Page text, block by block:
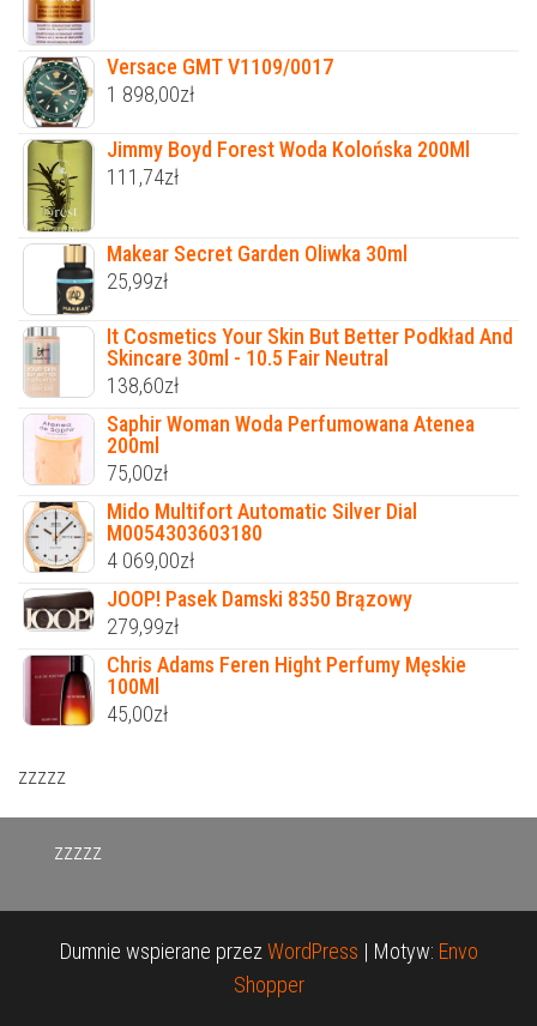
Versace GMT V1109/0017
1 898,00zł
Jimmy Boyd Forest Woda Kolońska 200Ml
111,74zł
Makear Secret Garden Oliwka 30ml
25,99zł
It Cosmetics Your Skin But Better Podkład And
Skincare 30ml - 10.5 Fair Neutral
138,60zł
Saphir Woman Woda Perfumowana Atenea
200ml
75,00zł
Mido Multifort Automatic Silver Dial
M0054303603180
4 069,00zł
JOOP! Pasek Damski 8350 Brązowy
279,99zł
Chris Adams Feren Hight Perfumy Męskie
100Ml
45,00zł
zzzzz
zzzzz
Dumnie wspierane przez WordPress | Motyw: Envo
Shopper